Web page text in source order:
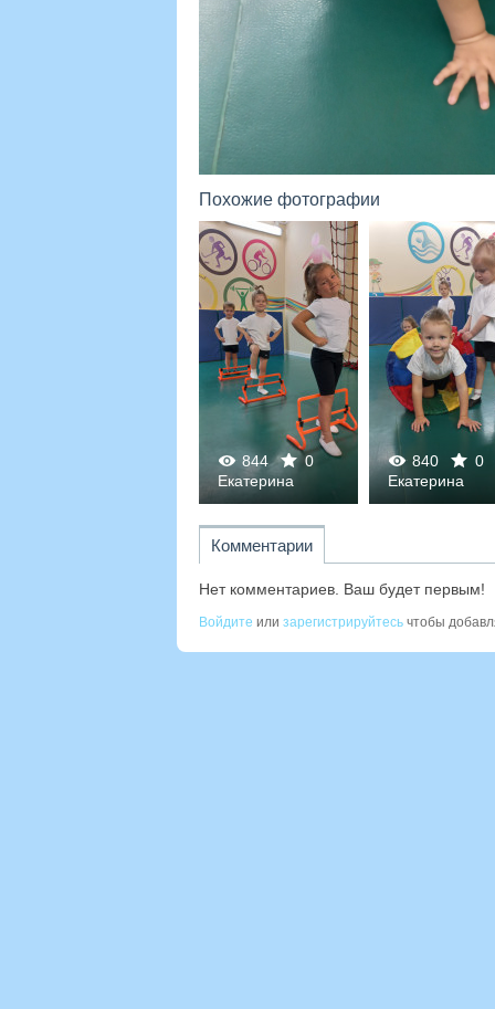
Похожие фотографии
844
0
0
Екатерина
840
0
0
Екатерина
Комментарии
Нет комментариев. Ваш будет первым!
Войдите или зарегистрируйтесь чтобы